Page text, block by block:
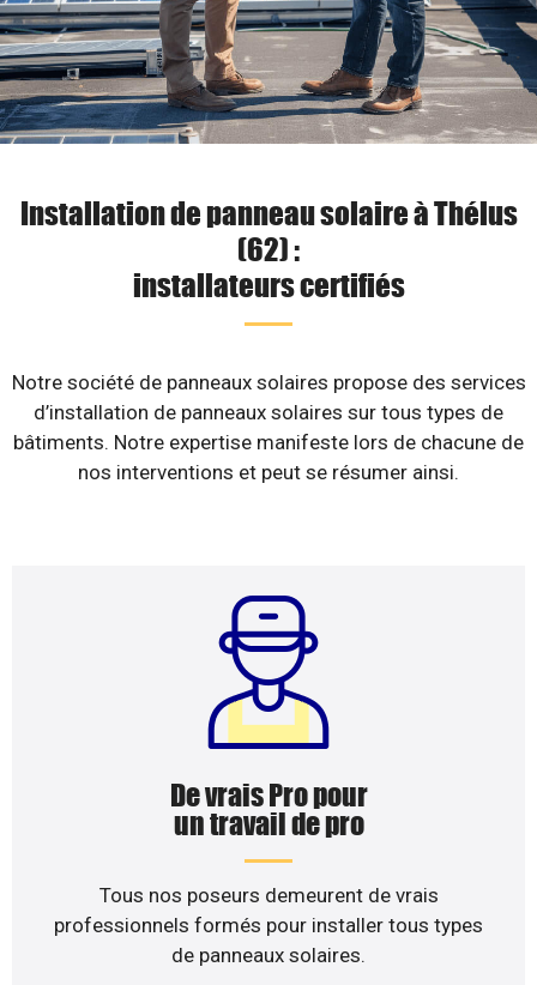
Installation de panneau solaire à Thélus
(62) :
installateurs certifiés
Notre société de panneaux solaires propose des services
d’installation de panneaux solaires sur tous types de
bâtiments. Notre expertise manifeste lors de chacune de
nos interventions et peut se résumer ainsi.
De vrais Pro pour
un travail de pro
Tous nos poseurs demeurent de vrais
professionnels formés pour installer tous types
de panneaux solaires.